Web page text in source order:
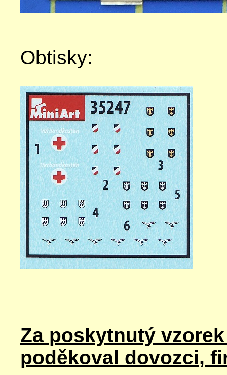
Obtisky:
Za poskytnutý
poděkoval dovozci,